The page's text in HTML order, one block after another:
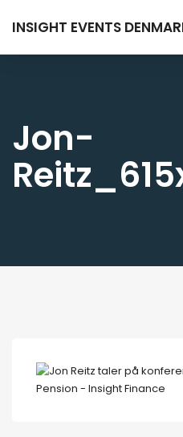
INSIGHT EVENTS
Jon-